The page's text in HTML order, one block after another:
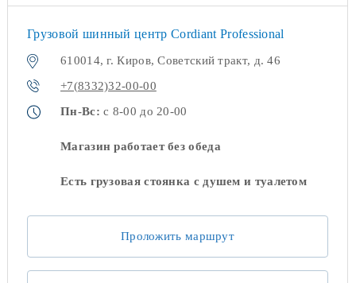
Грузовой шинный центр Cordiant Professional
610014, г. Киров, Советский тракт, д. 46
+7(8332)32-00-00
Пн-Вс: с 8-00 до 20-00
Магазин работает без обеда
Есть грузовая стоянка с душем и туалетом
Проложить маршрут